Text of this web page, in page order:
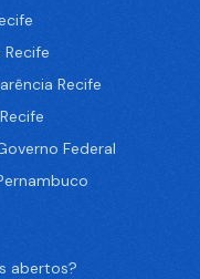
Recife
Federal
abertos?